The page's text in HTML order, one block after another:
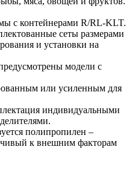
с контейнерами R/RL-KLT.
сеты размерами
и установки на
модели с
или усиленным для
индивидуальными
полипропилен –
к внешним факторам